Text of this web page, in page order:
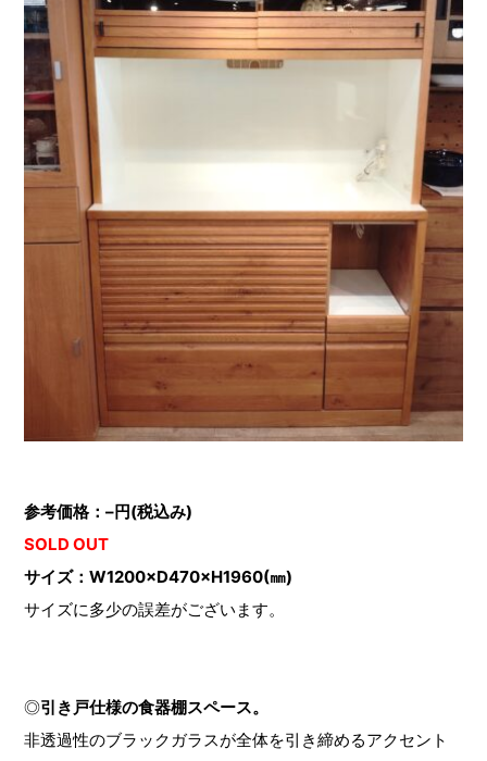
参考価格：–円(税込み)
SOLD OUT
サイズ：W1200×D470×H1960(㎜)
サイズに多少の誤差がございます。
◎引き戸仕様の食器棚スペース。
非透過性のブラックガラスが全体を引き締めるアクセント